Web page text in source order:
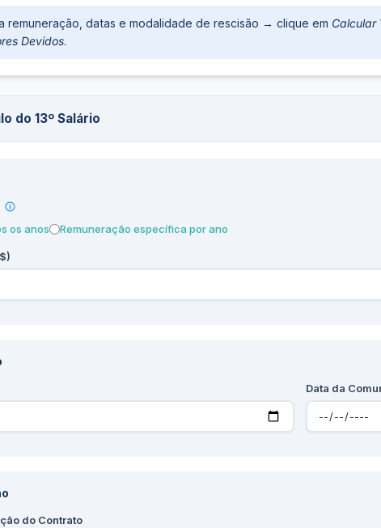
remuneração, datas e modalidade de rescisão → clique em Calcular
Devidos.
do 13º Salário
os anos
Remuneração específica por ano
Data da
do Contrato